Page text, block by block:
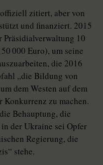
zitiert, aber von
und finanziert. 2015
10
000 Euro), um seine
die 2016
„die Bildung von
dem Westen auf dem
Konkurrenz zu machen.
Behauptung, die
der Ukraine sei Opfer
Regierung, die
stehe.